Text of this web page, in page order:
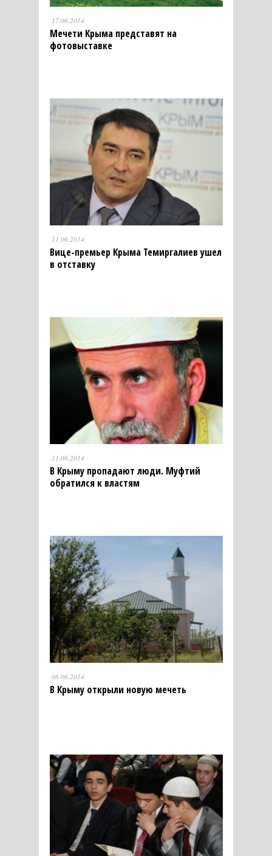
17.06.2014
Мечети Крыма представят на
фотовыставке
11.06.2014
Вице-премьер Крыма Темиргалиев ушел
в отставку
11.06.2014
В Крыму пропадают люди. Муфтий
обратился к властям
06.06.2014
В Крыму открыли новую мечеть